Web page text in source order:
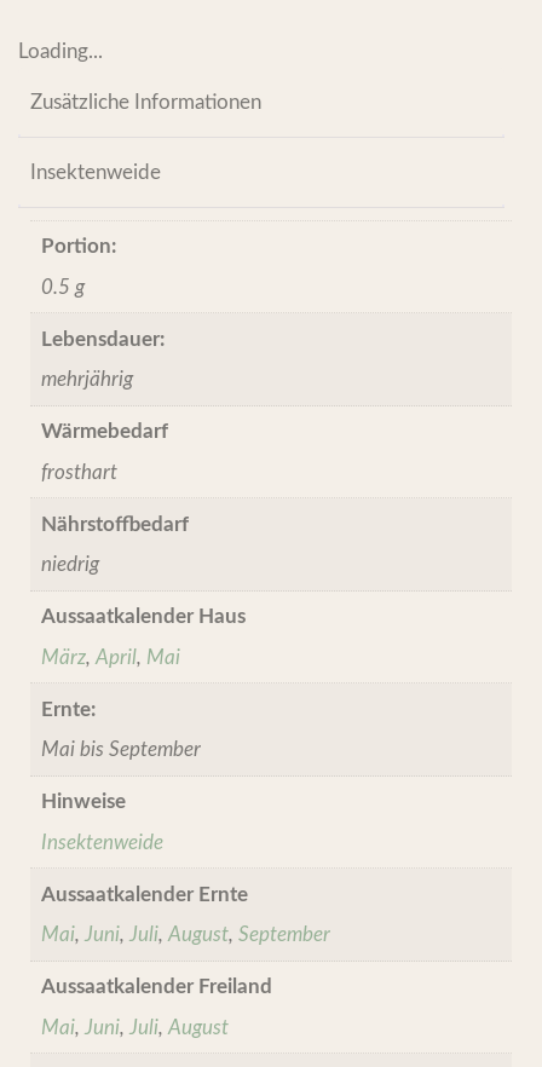
Loading...
Zusätzliche Informationen
Insektenweide
Portion:
0.5 g
Lebensdauer:
mehrjährig
Wärmebedarf
frosthart
Nährstoffbedarf
niedrig
Aussaatkalender Haus
März, April, Mai
Ernte:
Mai bis September
Hinweise
Insektenweide
Aussaatkalender Ernte
Mai, Juni, Juli,August, September
Aussaatkalender Freiland
Mai, Juni, Juli, August